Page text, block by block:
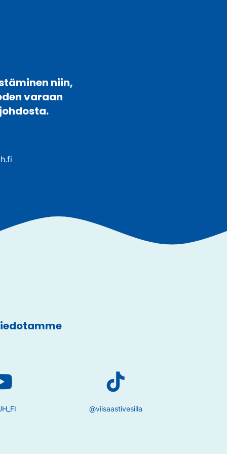
niin,
varaan
@viisaastivesilla